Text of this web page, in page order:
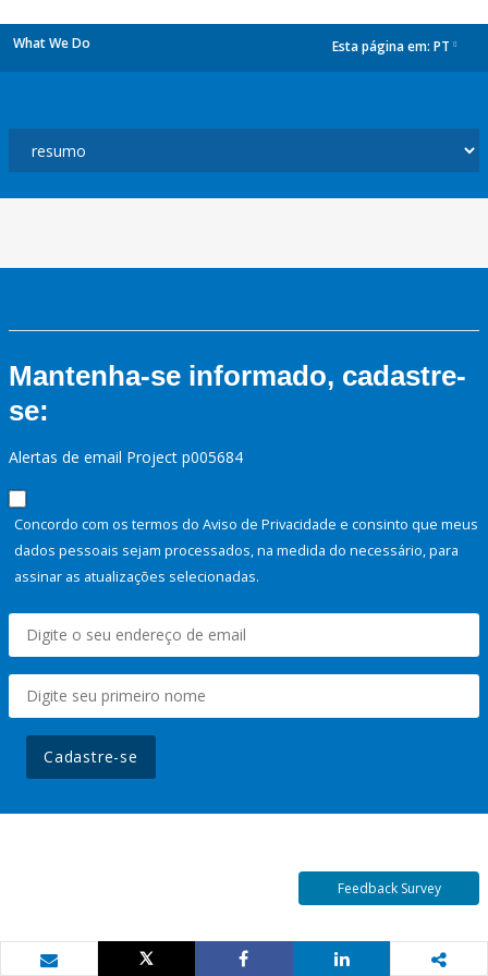
What We Do Esta página em: PT
Mantenha-se informado, cadastre-
se:
Alertas de email Project p005684
Concordo com os termos do Aviso de Privacidade e consinto que meus
dados pessoais sejam processados, na medida do necessário, para
assinar as atualizações selecionadas.
Cadastre-se
Feedback Survey